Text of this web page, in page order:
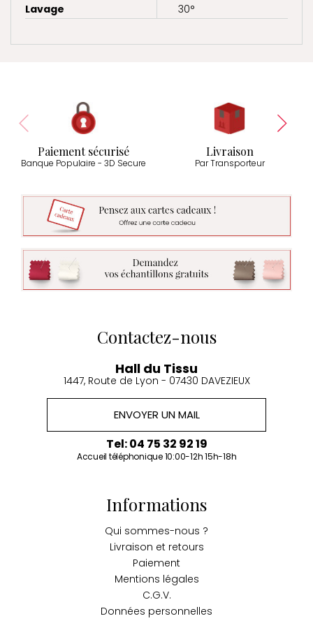
Lavage
30°
Paiement sécurisé
Banque Populaire - 3D Secure
Livraison
Par Transporteur
Contactez-nous
Hall du Tissu
1447, Route de Lyon - 07430 DAVEZIEUX
ENVOYER UN MAIL
Tel: 04 75 32 92 19
Accueil téléphonique 10:00-12h 15h-18h
Informations
Qui sommes-nous ?
Livraison et retours
Paiement
Mentions légales
C.G.V.
Données personnelles